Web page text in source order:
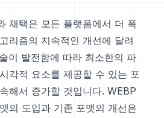
채택은 모든 플랫폼에서 더 폭
리즘의 지속적인 개선에 달려
이 발전함에 따라 최소한의 파
각적 요소를 제공할 수 있는 포
해서 증가할 것입니다. WEBP
의 도입과 기존 포맷의 개선은